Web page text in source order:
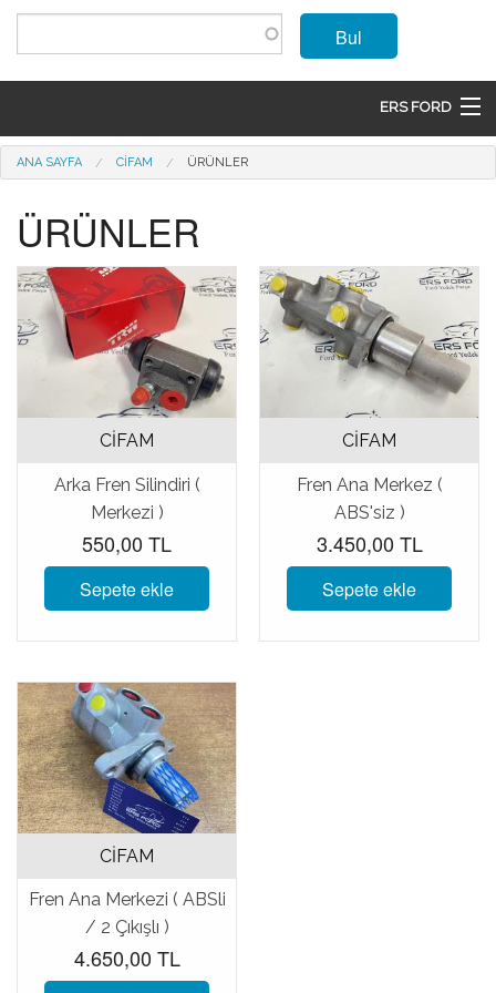
Ana içeriğe atla
Bul
ERS FORD
ANASAYFA
MODELLER
ÜRÜNLER
İLETIŞIM
SEPET
Buradasınız
ANA SAYFA CİFAM ÜRÜNLER
ÜRÜNLER
CİFAM
Arka Fren Silindiri (
Merkezi )
550,00 TL
Sepete ekle
CİFAM
Fren Ana Merkez (
ABS'siz )
3.450,00 TL
Sepete ekle
CİFAM
Fren Ana Merkezi ( ABSli
/ 2 Çıkışlı )
4.650,00 TL